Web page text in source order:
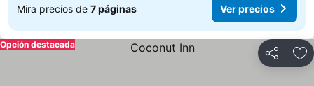
Mira precios de 7 páginas Ver precios
Compartir
Opción destacada